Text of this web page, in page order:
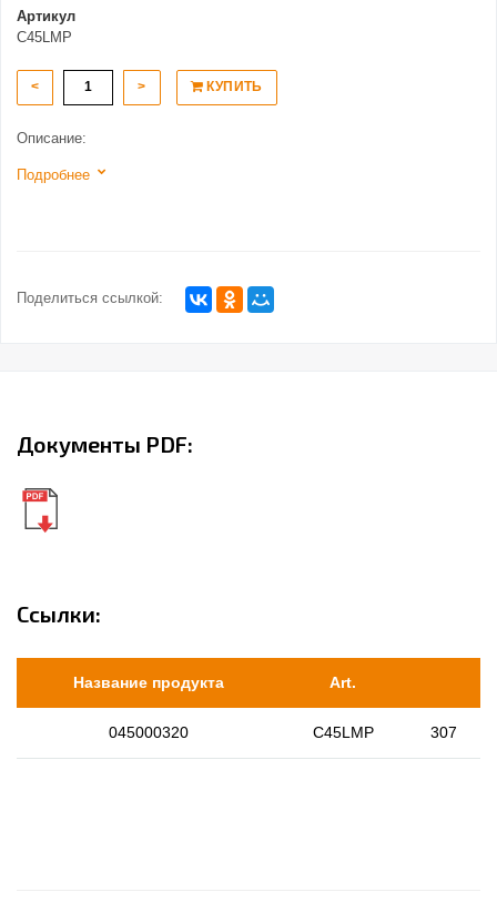
Артикул
C45LMP
< > КУПИТЬ
Описание:
Подробнее
Поделиться ссылкой:
Документы PDF:
Ссылки:
Название продукта Art.
045000320 C45LMP 307